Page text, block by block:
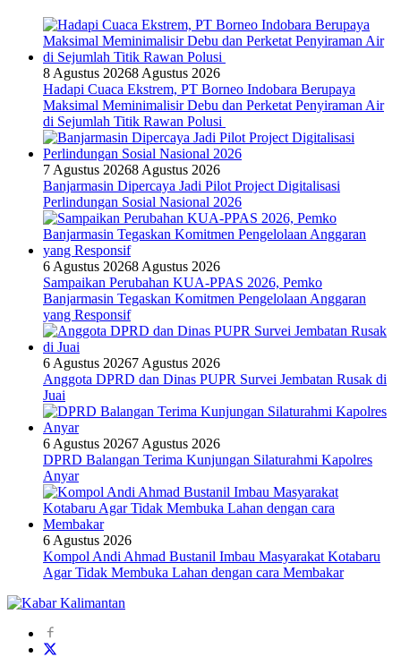
8 Agustus 20268 Agustus 2026
Hadapi Cuaca Ekstrem, PT Borneo Indobara Berupaya
Maksimal Meminimalisir Debu dan Perketat Penyiraman Air
di Sejumlah Titik Rawan Polusi
7 Agustus 20268 Agustus 2026
Banjarmasin Dipercaya Jadi Pilot Project Digitalisasi
Perlindungan Sosial Nasional 2026
6 Agustus 20268 Agustus 2026
Sampaikan Perubahan KUA-PPAS 2026, Pemko
Banjarmasin Tegaskan Komitmen Pengelolaan Anggaran
yang Responsif
6 Agustus 20267 Agustus 2026
Anggota DPRD dan Dinas PUPR Survei Jembatan Rusak di
Juai
6 Agustus 20267 Agustus 2026
DPRD Balangan Terima Kunjungan Silaturahmi Kapolres
Anyar
6 Agustus 2026
Kompol Andi Ahmad Bustanil Imbau Masyarakat Kotabaru
Agar Tidak Membuka Lahan dengan cara Membakar